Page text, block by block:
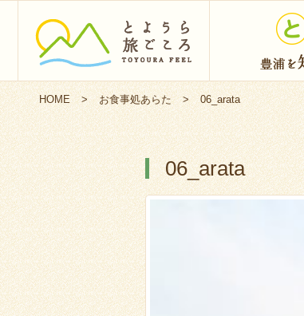
HOME > お食事処あらた > 06_arata
06_arata